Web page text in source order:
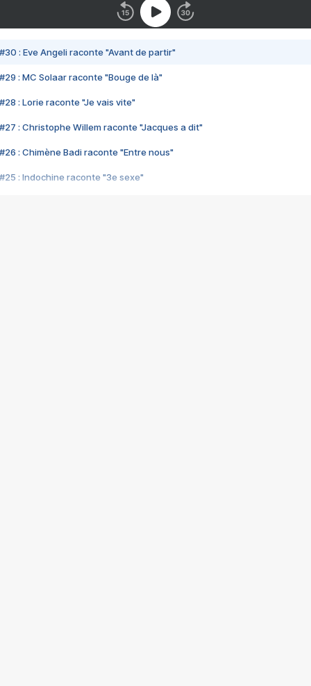
#30 : Eve Angeli raconte "Avant de partir"
#29 : MC Solaar raconte "Bouge de là"
#28 : Lorie raconte "Je vais vite"
#27 : Christophe Willem raconte "Jacques a dit"
#26 : Chimène Badi raconte "Entre nous"
#25 : Indochine raconte "3e sexe"